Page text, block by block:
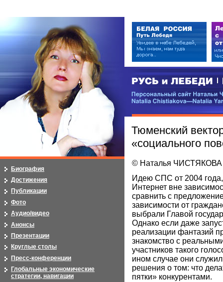
РУСЬ и ЛЕБЕДИ | RUSI —
Персональный сайт Натальи
Тюменский
«социального
© Наталья ЧИСТЯКОВА
Идею СПС от 2004 года,
Интернет вне
сравнить с
зависимости от
выбрали Главой
Однако если даже
реализации фантазий
знакомство с
участников такого
ином случае они
решения о том: что
пятки» конкурентами.
Биография
Достижения
Публикации
Фото
Аудио/видео
Анонсы
Презентации
Круглые столы
Пресс-конференции
Глобальные экономические
стратегии, навигации